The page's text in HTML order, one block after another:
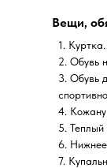
Вещи,
1. Куртка.
2. Обувь
3. Обувь
4.
5. Теплый
6. Нижнее
7.